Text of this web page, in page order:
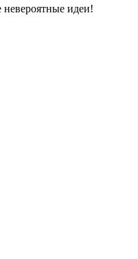
невероятные идеи!